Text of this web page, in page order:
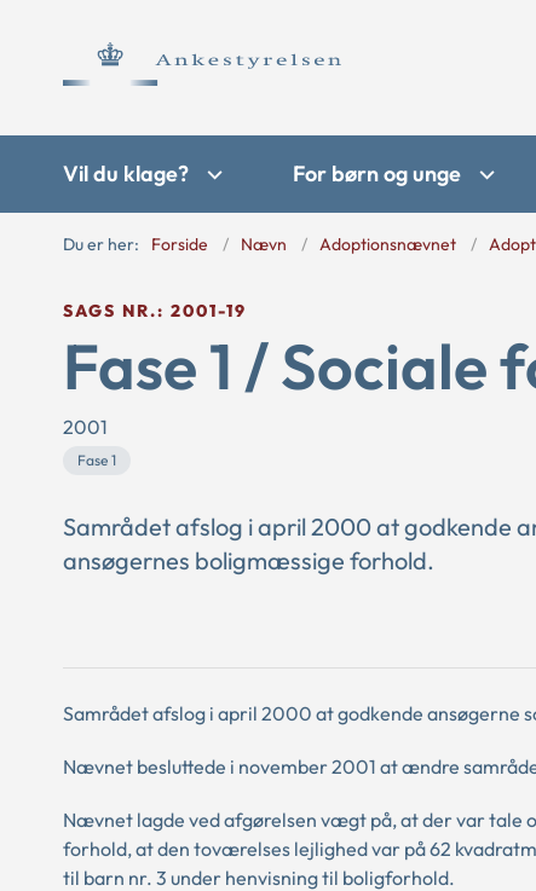
Vil du klage? For børn og unge
Du er her: Forside Nævn Adoptionsnævnet
SAGS NR.: 2001-19
Fase 1 / Sociale
2001
Fase 1
Samrådet afslog i april 2000 at godkende
ansøgernes boligmæssige forhold.
Samrådet afslog i april 2000 at godkende ansøgerne
Nævnet besluttede i november 2001 at ændre
Nævnet lagde ved afgørelsen vægt på, at der var tale
forhold, at den toværelses lejlighed var på 62
til barn nr. 3 under henvisning til boligforhold.